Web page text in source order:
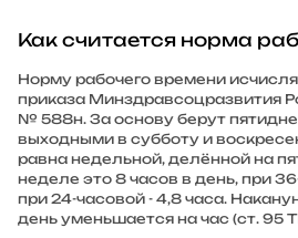
Как считается норма
Норму рабочего времени
приказа Минздравсоцразвития
№ 588н. За основу берут
выходными в субботу и
равна недельной, делённой на
неделе это 8 часов в день, при
при 24-часовой - 4,8 часа.
день уменьшается на час (ст. 95